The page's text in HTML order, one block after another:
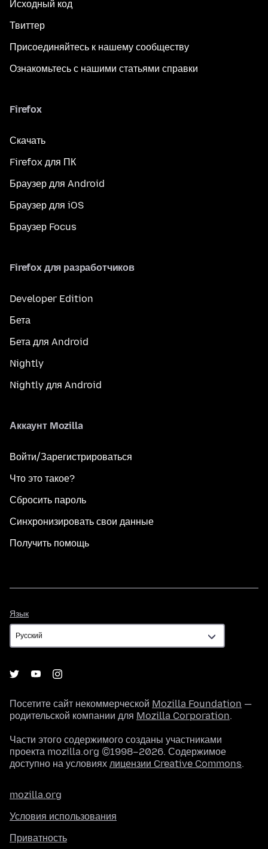
Исходный код
Твиттер
Присоединяйтесь к нашему сообществу
Ознакомьтесь с нашими статьями справки
Firefox
Скачать
Firefox для ПК
Браузер для Android
Браузер для iOS
Браузер Focus
Firefox для разработчиков
Developer Edition
Бета
Бета для Android
Nightly
Nightly для Android
Аккаунт Mozilla
Войти/Зарегистрироваться
Что это такое?
Сбросить пароль
Синхронизировать свои данные
Получить помощь
Язык
Посетите сайт некоммерческой Mozilla Foundation —
родительской компании для Mozilla Corporation.
Части этого содержимого созданы участниками
проекта mozilla.org ©1998–2026. Содержимое
доступно на условиях лицензии Creative Commons.
mozilla.org
Условия использования
Приватность